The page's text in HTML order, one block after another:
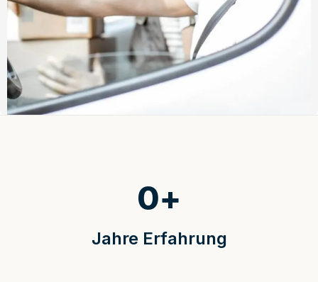
Jahre Erfahrung
0+